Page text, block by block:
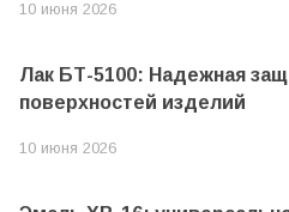
10 июня 2026
Лак БТ-5100: Надежная
поверхностей изделий
10 июня 2026